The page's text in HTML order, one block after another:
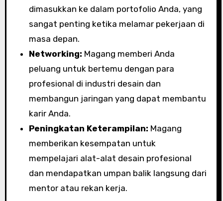
dimasukkan ke dalam portofolio Anda, yang
sangat penting ketika melamar pekerjaan di
masa depan.
Networking: Magang memberi Anda
peluang untuk bertemu dengan para
profesional di industri desain dan
membangun jaringan yang dapat membantu
karir Anda.
Peningkatan Keterampilan: Magang
memberikan kesempatan untuk
mempelajari alat-alat desain profesional
dan mendapatkan umpan balik langsung dari
mentor atau rekan kerja.